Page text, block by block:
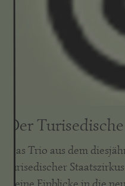
Der
Das Trio aus dem
turisedischer